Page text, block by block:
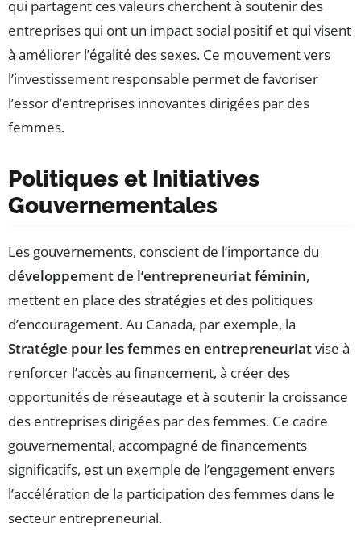
qui partagent ces valeurs cherchent à soutenir des
entreprises qui ont un impact social positif et qui visent
à améliorer l’égalité des sexes. Ce mouvement vers
l’investissement responsable permet de favoriser
l’essor d’entreprises innovantes dirigées par des
femmes.
Politiques et Initiatives
Gouvernementales
Les gouvernements, conscient de l’importance du
développement de l’entrepreneuriat féminin,
mettent en place des stratégies et des politiques
d’encouragement. Au Canada, par exemple, la
Stratégie pour les femmes en entrepreneuriatvise à
renforcer l’accès au financement, à créer des
opportunités de réseautage et à soutenir la croissance
des entreprises dirigées par des femmes. Ce cadre
gouvernemental, accompagné de financements
significatifs, est un exemple de l’engagement envers
l’accélération de la participation des femmes dans le
secteur entrepreneurial.